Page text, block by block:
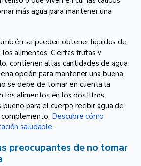
más agua para mantener una
se pueden obtener líquidos de
alimentos. Ciertas frutas y
contienen altas cantidades de agua
opción para mantener una buena
se debe de tomar en cuenta la
los alimentos en los dos litros
bueno para el cuerpo recibir agua de
Descubre cómo
saludable.
preocupantes de no tomar